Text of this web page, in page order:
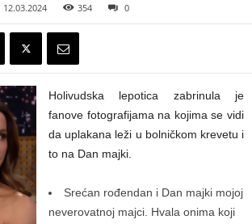
12.03.2024 354 0
Holivudska lepotica zabrinula je
fanove fotografijama na kojima se vidi
da uplakana leži u bolničkom krevetu i
to na Dan majki.
Srećan rođendan i Dan majki mojoj
neverovatnoj majci. Hvala onima koji